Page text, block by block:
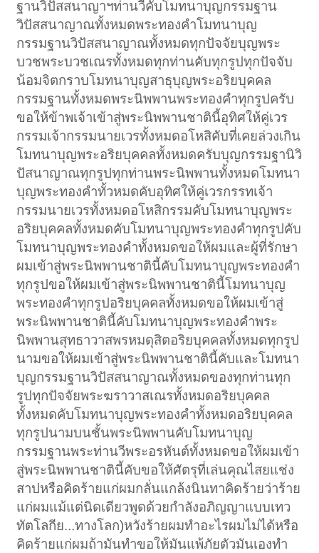
ฐานวิปัสสนาญาฯท่านวีคับโมทนาบุญกรรมฐาน
วิปัสสนาญาณทั้งหมดพระทองคำโมทนาบุญ
กรรมฐานวิปัสสนาญาณทั้งหมดทุกปัจจัยบุญพระ
บวชพระบวชเณรทั้งหมดทุกท่านคับทุกรูปทุกปัจจับ
น้อมจิตกราบโมทนาบุญสาธุบุญพระอริยบุคคล
กรรมฐานทั้งหมดพระนิพพานพระทองคำทุกรูปครับ
ขอให้ข้าพเจ้าเข้าสู่พระนิพพานชาตินี้อุทิศให้คู่เวร
กรรมเจ้ากรรมนายเวรทั้งหมดอโหสิคับที่เคยล่วงเกิน
โมทนาบุญพระอริยบุคคลทั้งหมดครับบุญกรรมฐานิวิ
ปัสนาญาณทุกรูปทุกท่านพระนิพพานทั้งหมดโมทนา
บุญพระทองคำทั้วหมดคับอุทิศให้คู่เวรกรรทเจ้า
กรรมนายเวรทั้งหมดอโหสิกรรมคับโมทนาบุญพระ
อริยบุคคลทั้งหมดคับโมทนาบุญพระทองคำทุกรูปคับ
โมทนาบุญพระทองคำทั้งหมดขอให้ผมและผู้ที่รักษา
ผมเข้าสู่พระนิพพานชาตินี้คับโมทนาบุญพระทองคำ
ทุกรูปขอให้ผมเข้าสู่พระนิพพานชาตินี้โมทนาบุญ
พระทองคำทุกรูปอริยบุคคลทั้งหมดขอให้ผมเข้าสู่
พระนิพพานชาตินี้คับโมทนาบุญพระทองคำพระ
นิพพานสุทธาวาสพรหมดุสิตอริยบุคคลทั้งหมดทุกรูป
นามขอให้ผมเข้าสู่พระนิพพานชาตินี้คับและโมทนา
บุญกรรมฐานวิปัสสนาญาณทั้งหมดของทุกท่านทุก
รูปทุกปัจจัยพระฆราวาสเณรทั้งหมดอริยบุคคล
ทั้งหมดคับโมทนาบุญพระทองคำทั้งหมดอริยบุคคล
ทุกรูปนามบนชั้นพระนิพพานคับโมทนาบุญ
กรรมฐานพระท่านวีพระอรหันต์ทั้งหมดขอให้ผมเข้า
สู่พระนิพพานชาตินี้คับขอให้ศัตรุที่เล่นคุณไสยแช่ง
สาปหรือคิดร้ายแก่ผมกลั่นแกล้งนินทาคิดร้ายว่าร้าย
แก่ผมแม้แต่นิดเดียวพูดด้วยกำลังอภิญญาแบบเทว
ทัตโลกีย...ทางโลก)หวังร้ายผมทำอะไรผมไม่ได้หรือ
คิดร้ายแก่ผมถ้ามันทำขอให้มันแพ้ภัยตัวมันเองทำ